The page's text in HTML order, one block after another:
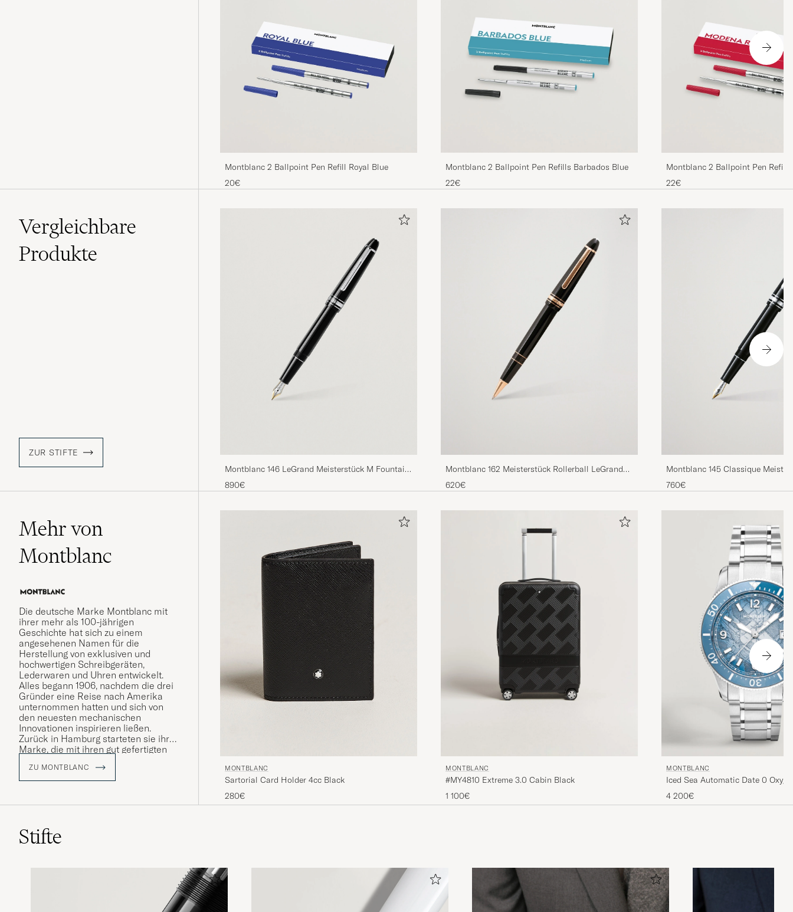
Montblanc 2 Ballpoint Pen Refill Royal Blue
20€
Montblanc 2 Ballpoint Pen Refills Barbados Blue
22€
Montblanc 2 Ballpoint Pen Refills
22€
Vergleichbare
Produkte
ZUR STIFTE
Montblanc 146 LeGrand Meisterstück M Fountain
Pen Platinum Line
890€
Montblanc 162 Meisterstück Rollerball LeGrand
Pen Black/Red Gold
620€
Montblanc 145 Classique
Pen Platinum Line
760€
Mehr von
Montblanc
Die deutsche Marke Montblanc mit
ihrer mehr als 100-jährigen
Geschichte hat sich zu einem
angesehenen Namen für die
Herstellung von exklusiven und
hochwertigen Schreibgeräten,
Lederwaren und Uhren entwickelt.
Alles begann 1906, nachdem die drei
Gründer eine Reise nach Amerika
unternommen hatten und sich von
den neuesten mechanischen
Innovationen inspirieren ließen.
Zurück in Hamburg starteten sie ihre
Marke, die mit ihren gut gefertigten
Schreibens von Hand revolutionieren
sollte.
ZU MONTBLANC MONTBLANC
Sartorial Card Holder 4cc Black
280€
MONTBLANC
#MY4810 Extreme 3.0 Cabin Black
1 100€
MONTBLANC
Iced Sea Automatic Date 0
4 200€
Stifte